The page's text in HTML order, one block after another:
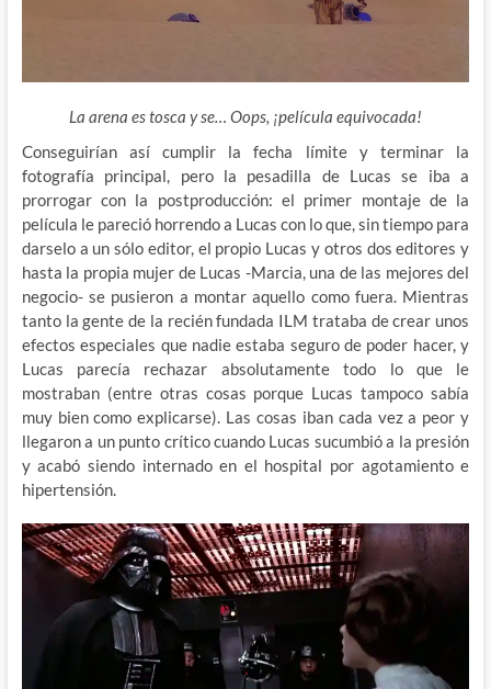
La arena es tosca y se… Oops, ¡película equivocada!
Conseguirían así cumplir la fecha límite y terminar la
fotografía principal, pero la pesadilla de Lucas se iba a
prorrogar con la postproducción: el primer montaje de la
película le pareció horrendo a Lucas con lo que, sin tiempo para
darselo a un sólo editor, el propio Lucas y otros dos editores y
hasta la propia mujer de Lucas -Marcia, una de las mejores del
negocio- se pusieron a montar aquello como fuera. Mientras
tanto la gente de la recién fundada ILM trataba de crear unos
efectos especiales que nadie estaba seguro de poder hacer, y
Lucas parecía rechazar absolutamente todo lo que le
mostraban (entre otras cosas porque Lucas tampoco sabía
muy bien como explicarse). Las cosas iban cada vez a peor y
llegaron a un punto crítico cuando Lucas sucumbió a la presión
y acabó siendo internado en el hospital por agotamiento e
hipertensión.